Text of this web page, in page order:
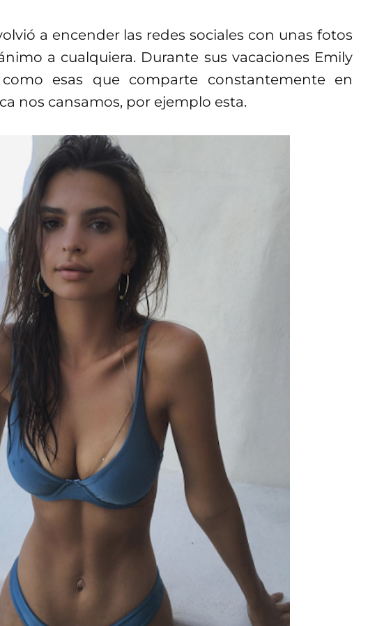
a encender las redes sociales con unas fotos
a cualquiera. Durante sus vacaciones Emily
esas que comparte constantemente en
nos cansamos, por ejemplo esta.